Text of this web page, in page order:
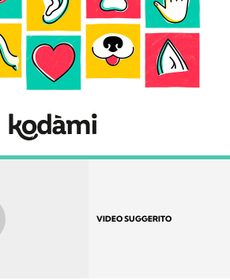
VIDEO SUGGERITO